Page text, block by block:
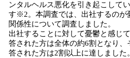
ンタルヘルス悪化を引き起こして
す※2。本調査では、出社するのが
関係性について調査しました。
出社することに対して憂鬱と感じ
答された方は全体の約6割となり、
答された方は2割以上に達しまし